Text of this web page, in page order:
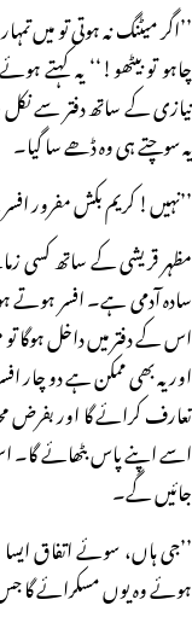
’’اگر میٹنگ نہ ہوتی تو میں
چاہو تو بیٹھو!‘‘ یہ
نیازی کے ساتھ دفتر سے
یہ سوچتے ہی وہ ڈھے سا گیا۔
’’نہیں! کریم بکش مفرور
مظہر قریشی کے ساتھ کسی
سادہ آدمی ہے۔ افسر
اس کے دفتر میں داخل
اور یہ بھی ممکن ہے دو
تعارف کرائے گا اور بفرض
اسے اپنے پاس بٹھائے
جائیں گے۔
’’جی ہاں، سوئے اتفاق
ہوئے وہ یوں مسکرائے گا